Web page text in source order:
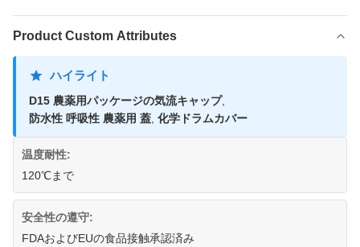
Product Custom Attributes
ハイライト
D15 農薬用パッケージの気流キャップ,
防水性 呼吸性 農薬用 蓋 化学ドラムカバー
温度耐性:
120℃まで
安全性の遵守:
FDAおよびEUの食品接触承認済み